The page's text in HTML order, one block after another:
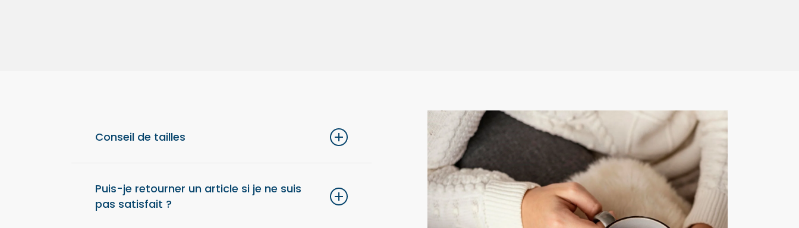
Conseil de tailles
taille au-dessus de votre taille habituelle.
Puis-je retourner un article si je ne suis
pas satisfait ?